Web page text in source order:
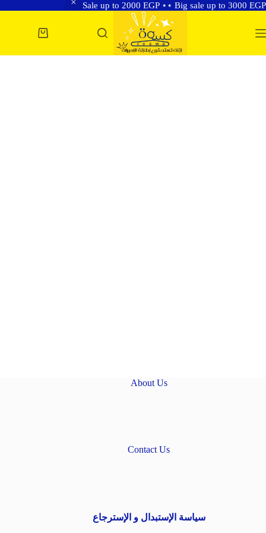
Sale up to 2000 EGP ⋆⋆ Big sale up to 3000 EGP
إلى
المحتوى
عربة
About Us
Contact Us
سياسة الإستبدال و الإسترجاع